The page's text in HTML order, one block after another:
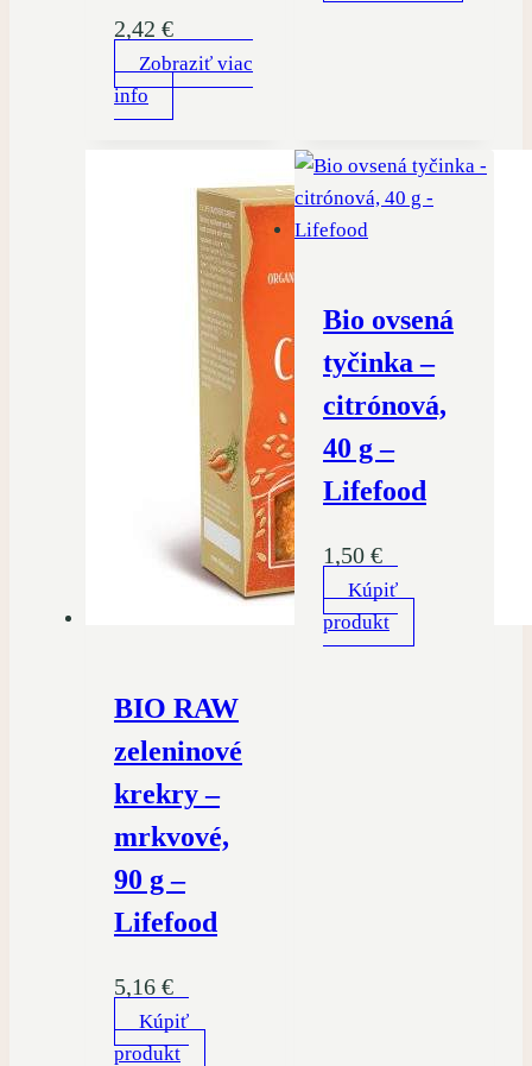
2,42 €
Zobraziť viac
info
BIO RAW
zeleninové
krekry –
mrkvové,
90 g –
Lifefood
5,16 €
Kúpiť
produkt
Bio ovsená
tyčinka –
citrónová,
40 g –
Lifefood
1,50 €
Kúpiť
produkt